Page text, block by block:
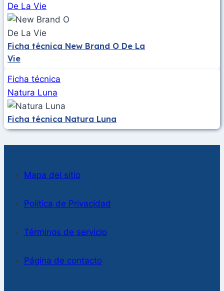
De La Vie
Ficha técnica New Brand O De La
Vie
Ficha técnica
Natura Luna
Ficha técnica Natura Luna
Mapa del sitio
Política de Privacidad
Términos de servicio
Página de contacto